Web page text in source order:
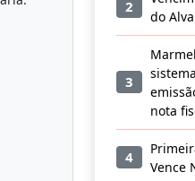
2
do
3
nota
4
Vence